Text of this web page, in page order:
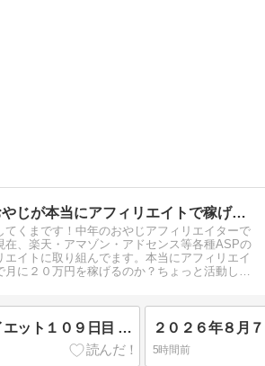
中年おやじが本当にアフィリエイトで稼げる？実験証明ブログ
てくまです！中年のおやじアフィリエイターで
在、楽天・アマゾン・アドセンス等各種ASPの
エイトに取り組んでます。本当にアフィリエイ
月に２０万円を稼げるのか？ちょっと活動して
２６年８月６日 ダイエット１０９日目 Season４ Day１９ ２０２６年８月
5時間前